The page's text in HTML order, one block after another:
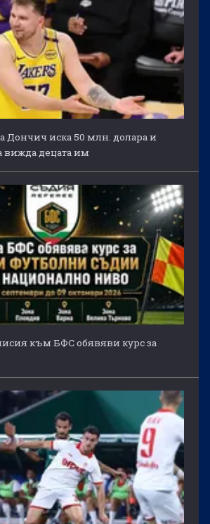
Дончич иска 50 млн. долара и
вижда децата им
към БФС обявяви курс за